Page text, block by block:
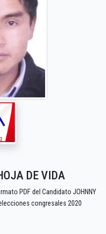
DE VIDA
PDF del Candidato JOHNNY
elecciones congresales 2020